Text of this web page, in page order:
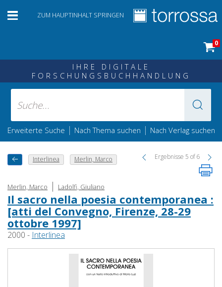
ZUM HAUPTINHALT SPRINGEN
0
IHRE DIGITALE
FORSCHUNGSBUCHHANDLUNG
Erweiterte Suche | Nach Thema suchen | Nach Verlag suchen
Interlinea Merlin, Marco Ergebnisse 5 of 6
Merlin, Marco | Ladolfi, Giuliano
Il sacro nella poesia contemporanea :
[atti del Convegno, Firenze, 28-29
ottobre 1997]
2000 - Interlinea